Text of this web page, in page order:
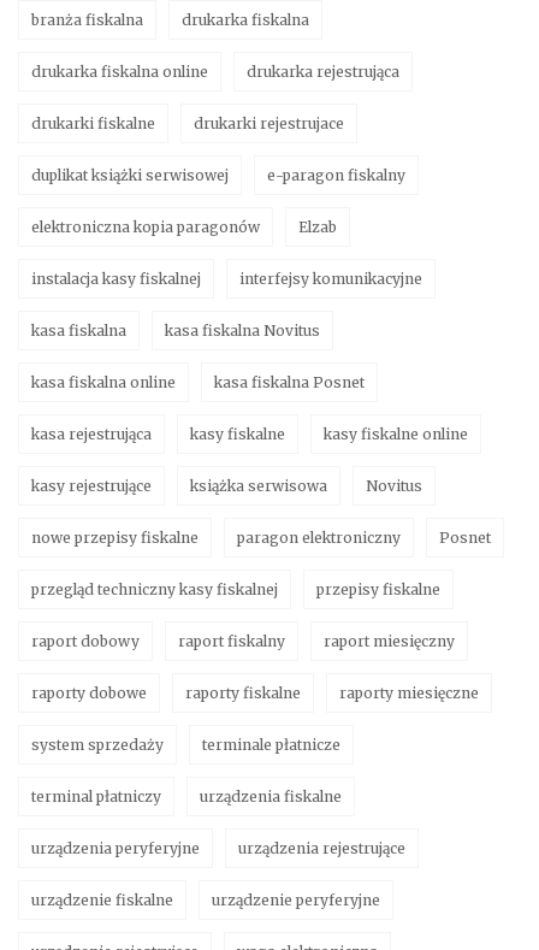
branża fiskalna drukarka fiskalna
drukarka fiskalna online drukarka rejestrująca
drukarki fiskalne drukarki rejestrujace
duplikat książki serwisowej e-paragon fiskalny
elektroniczna kopia paragonów Elzab
instalacja kasy fiskalnej interfejsy komunikacyjne
kasa fiskalna kasa fiskalna Novitus
kasa fiskalna online kasa fiskalna Posnet
kasa rejestrująca kasy fiskalne kasy fiskalne online
kasy rejestrujące książka serwisowa Novitus
nowe przepisy fiskalne paragon elektroniczny Posnet
przegląd techniczny kasy fiskalnej przepisy fiskalne
raport dobowy raport fiskalny raport miesięczny
raporty dobowe raporty fiskalne raporty miesięczne
system sprzedaży terminale płatnicze
terminal płatniczy urządzenia fiskalne
urządzenia peryferyjne urządzenia rejestrujące
urządzenie fiskalne urządzenie peryferyjne